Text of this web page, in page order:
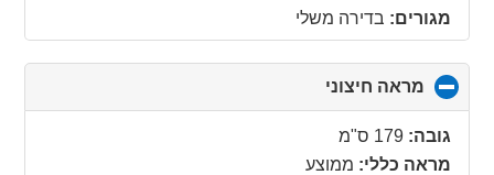
מגורים: בדירה משלי
מראה חיצוני
to
גובה: 179 ס"מ
מראה כללי: ממוצע